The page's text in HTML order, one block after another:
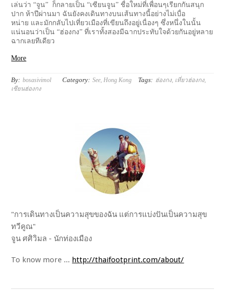
เล่นว่า “จูน” ก็กลายเป็น “เซียนจูน” ชื่อใหม่ที่เพื่อนๆเรียกกันสนุก
ปาก ห้าปีผ่านมา ฉันยังคงเดินทางบนเส้นทางนี้อย่างไม่เบื่อ
หน่าย และมักกลับไปเที่ยวเมืองที่เขียนถึงอยู่เนื่องๆ ซึ่งหนึ่งในนั้น
แน่นอนว่าเป็น “ฮ่องกง” ที่เราทั้งสองมีฉากประทับใจด้วยกันอยู่หลาย
ฉากเลยทีเดียว
More
By: bosasivimol Category: See,Hong Kong Tags: ฮ่องกง, เที่ยวฮ่องกง,
เซียนฮ่องกง
"การเดินทางเป็นความสุขของฉัน แต่การแบ่งปันเป็นความสุข
ทวีคูณ"
จูน ศศิวิมล - นักท่องเมือง
To know more ... http://thaifootprint.com/about/